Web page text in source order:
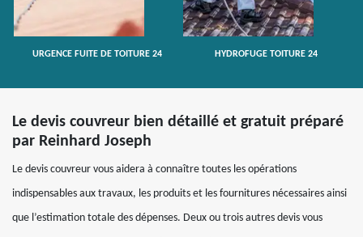
URGENCE FUITE DE TOITURE 24 HYDROFUGE TOITURE 24
Le devis couvreur bien détaillé et gratuit préparé
par Reinhard Joseph
Le devis couvreur vous aidera à connaître toutes les opérations
indispensables aux travaux, les produits et les fournitures nécessaires ainsi
que l’estimation totale des dépenses. Deux ou trois autres devis vous